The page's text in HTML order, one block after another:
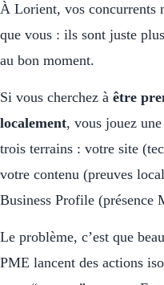
À Lorient, vos concurrents
que vous : ils sont juste
au bon moment.
Si vous cherchez à être
localement, vous jouez
trois terrains : votre site
votre contenu (preuves
Business Profile (présence
Le problème, c’est que
PME lancent des actions